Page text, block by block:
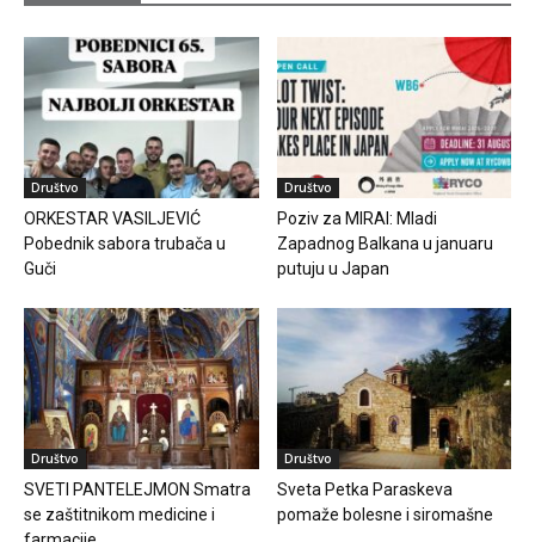
Društvo
ORKESTAR VASILJEVIĆ
Pobednik sabora trubača u
Guči
Društvo
Poziv za MIRAI: Mladi
Zapadnog Balkana u januaru
putuju u Japan
Društvo
SVETI PANTELEJMON Smatra
se zaštitnikom medicine i
Društvo
Sveta Petka Paraskeva
pomaže bolesne i siromašne